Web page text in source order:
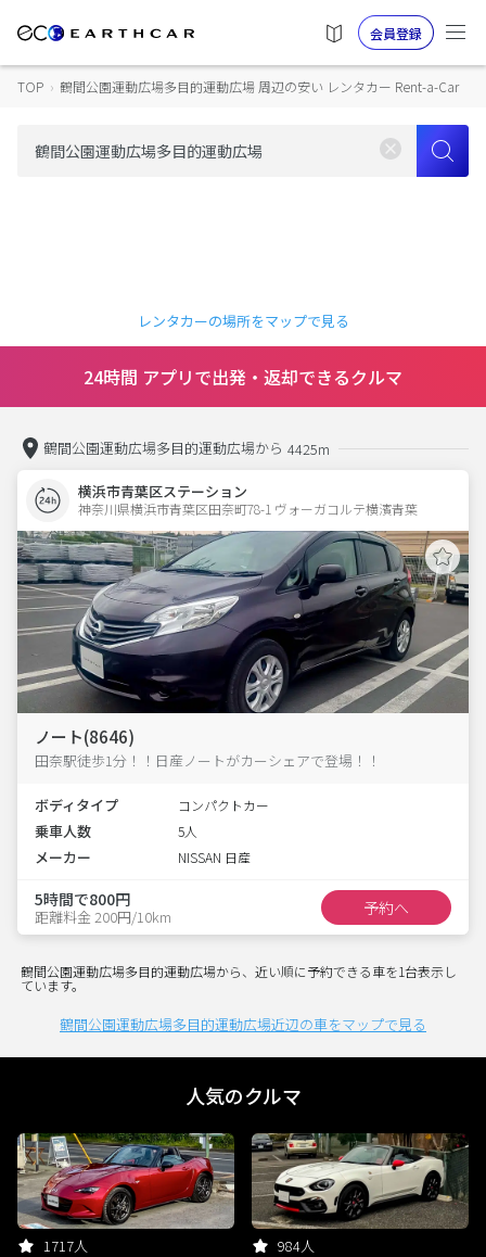
会員登録
TOP › 鶴間公園運動広場多目的運動広場 周辺の安い レンタカー Rent-a-Car
レンタカーの場所をマップで見る
24時間 アプリで出発・返却できるクルマ
鶴間公園運動広場多目的運動広場から 4425m
横浜市青葉区ステーション
神奈川県横浜市青葉区田奈町78-1 ヴォーガコルテ横濱青葉
ノート(8646)
田奈駅徒歩1分！！日産ノートがカーシェアで登場！！
ボディタイプ コンパクトカー
乗車人数 5人
メーカー NISSAN 日産
5時間で800円
距離料金 200円/10km 予約へ
鶴間公園運動広場多目的運動広場から、近い順に予約できる車を1台表示し
ています。
鶴間公園運動広場多目的運動広場近辺の車をマップで見る
人気のクルマ
1717人 984人